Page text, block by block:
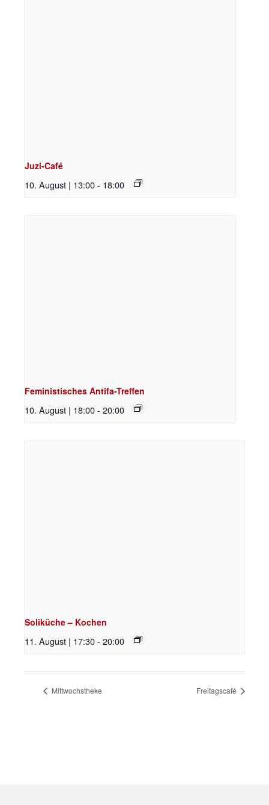
Juzi-Café
10. August | 13:00- 18:00
Feministisches Antifa-Treffen
10. August | 18:00- 20:00
Soliküche – Kochen
11. August | 17:30- 20:00
Mittwochstheke Freitagscafé